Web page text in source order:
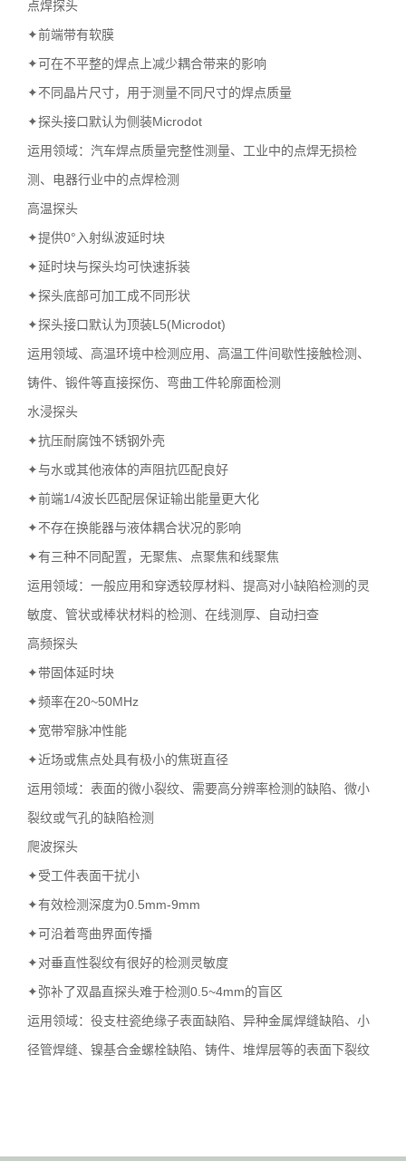
点焊探头
✦前端带有软膜
✦可在不平整的焊点上减少耦合带来的影响
✦不同晶片尺寸，用于测量不同尺寸的焊点质量
✦探头接口默认为侧装Microdot
运用领域：汽车焊点质量完整性测量、工业中的点焊无损检
测、电器行业中的点焊检测
高温探头
✦提供0°入射纵波延时块
✦延时块与探头均可快速拆装
✦探头底部可加工成不同形状
✦探头接口默认为顶装L5(Microdot)
运用领域、高温环境中检测应用、高温工件间歇性接触检测、
铸件、锻件等直接探伤、弯曲工件轮廓面检测
水浸探头
✦抗压耐腐蚀不锈钢外壳
✦与水或其他液体的声阻抗匹配良好
✦前端1/4波长匹配层保证输出能量更大化
✦不存在换能器与液体耦合状况的影响
✦有三种不同配置，无聚焦、点聚焦和线聚焦
运用领域：一般应用和穿透较厚材料、提高对小缺陷检测的灵
敏度、管状或棒状材料的检测、在线测厚、自动扫查
高频探头
✦带固体延时块
✦频率在20~50MHz
✦宽带窄脉冲性能
✦近场或焦点处具有极小的焦斑直径
运用领域：表面的微小裂纹、需要高分辨率检测的缺陷、微小
裂纹或气孔的缺陷检测
爬波探头
✦受工件表面干扰小
✦有效检测深度为0.5mm-9mm
✦可沿着弯曲界面传播
✦对垂直性裂纹有很好的检测灵敏度
✦弥补了双晶直探头难于检测0.5~4mm的盲区
运用领域：役支柱瓷绝缘子表面缺陷、异种金属焊缝缺陷、小
径管焊缝、镍基合金螺栓缺陷、铸件、堆焊层等的表面下裂纹